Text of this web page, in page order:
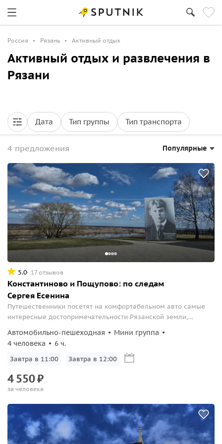
Россия Рязань Активный отдых
Активный отдых и развлечения в
Рязани
Дата Тип группы Тип транспорта
4 предложения Популярные
5.0 17 отзывов
Константиново и Пощупово: по следам
Сергея Есенина
Путешественники посетят на комфортабельном авто самые
интересные достопримечательности Рязанской земли,
с жизнью известных людей, прославивших край Рязанский.
Автомобильно-пешеходная
Мини группа
4 человека
6 ч.
Завтра в 11:00 Завтра в 12:00
4550₽
за человека